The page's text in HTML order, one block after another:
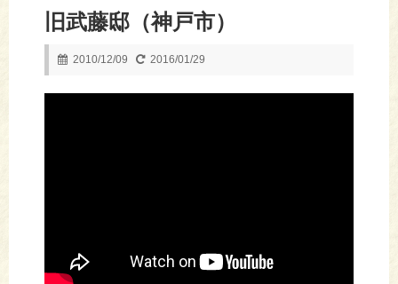
旧武藤邸（神戸市）
2010/12/09 2016/01/29